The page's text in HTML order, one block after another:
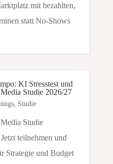
mit bezahlten,
statt No-Shows
KI Stresstest und
Studie 2026/27
, Studie
Studie
teilnehmen und
Strategie und Budget